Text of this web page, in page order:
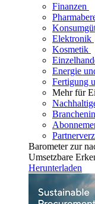
Finanzen
Elektronik
Kosmetik
Energie
Fertigung
Mehr für
Barometer zur
Umsetzbare
Herunterladen